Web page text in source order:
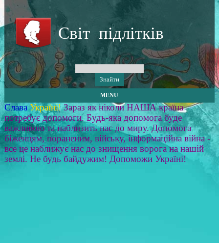
Світ підлітків
MENU
Слава Україні! Зараз як ніколи НАША країна
потребує допомоги. Будь-яка допомога буде
важливою та наблизить нас до миру. Допомога
біженцям, пораненим, війську, інформаційна війна -
все це наближує нас до знищення ворога на нашій
землі. Не будь байдужим! Допоможи Україні!